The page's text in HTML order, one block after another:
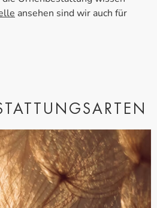
ansehen sind wir auch für